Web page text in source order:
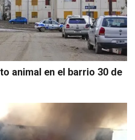
animal en el barrio 30 de